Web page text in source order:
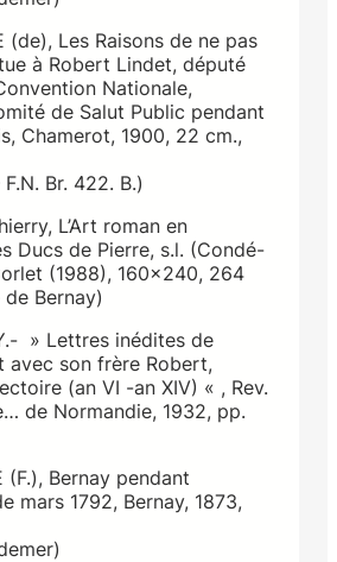
(de), Les Raisons de ne pas
à Robert Lindet, député
Nationale,
de Salut Public pendant
Chamerot, 1900, 22 cm.,
Br. 422. B.)
L’Art roman en
Ducs de Pierre, s.l. (Condé-
(1988), 160×240, 264
Bernay)
» Lettres inédites de
avec son frère Robert,
(an VI -an XIV) « , Rev.
de Normandie, 1932, pp.
(F.), Bernay pendant
mars 1792, Bernay, 1873,